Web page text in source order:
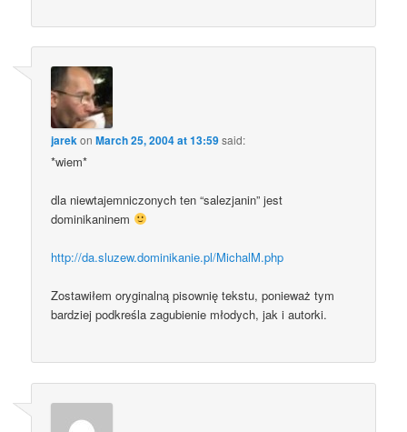
jarekonMarch 25, 2004 at 13:59said:
*wiem*
dla niewtajemniczonych ten “salezjanin” jest
dominikaninem
http://da.sluzew.dominikanie.pl/MichalM.php
Zostawiłem oryginalną pisownię tekstu, ponieważ tym
bardziej podkreśla zagubienie młodych, jak i autorki.